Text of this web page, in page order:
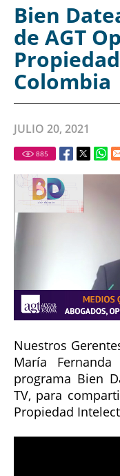
Bien
de AGT
Colombia
JULIO 20, 2021
885
Nuestros
María
programa Bien
TV, para
Propiedad